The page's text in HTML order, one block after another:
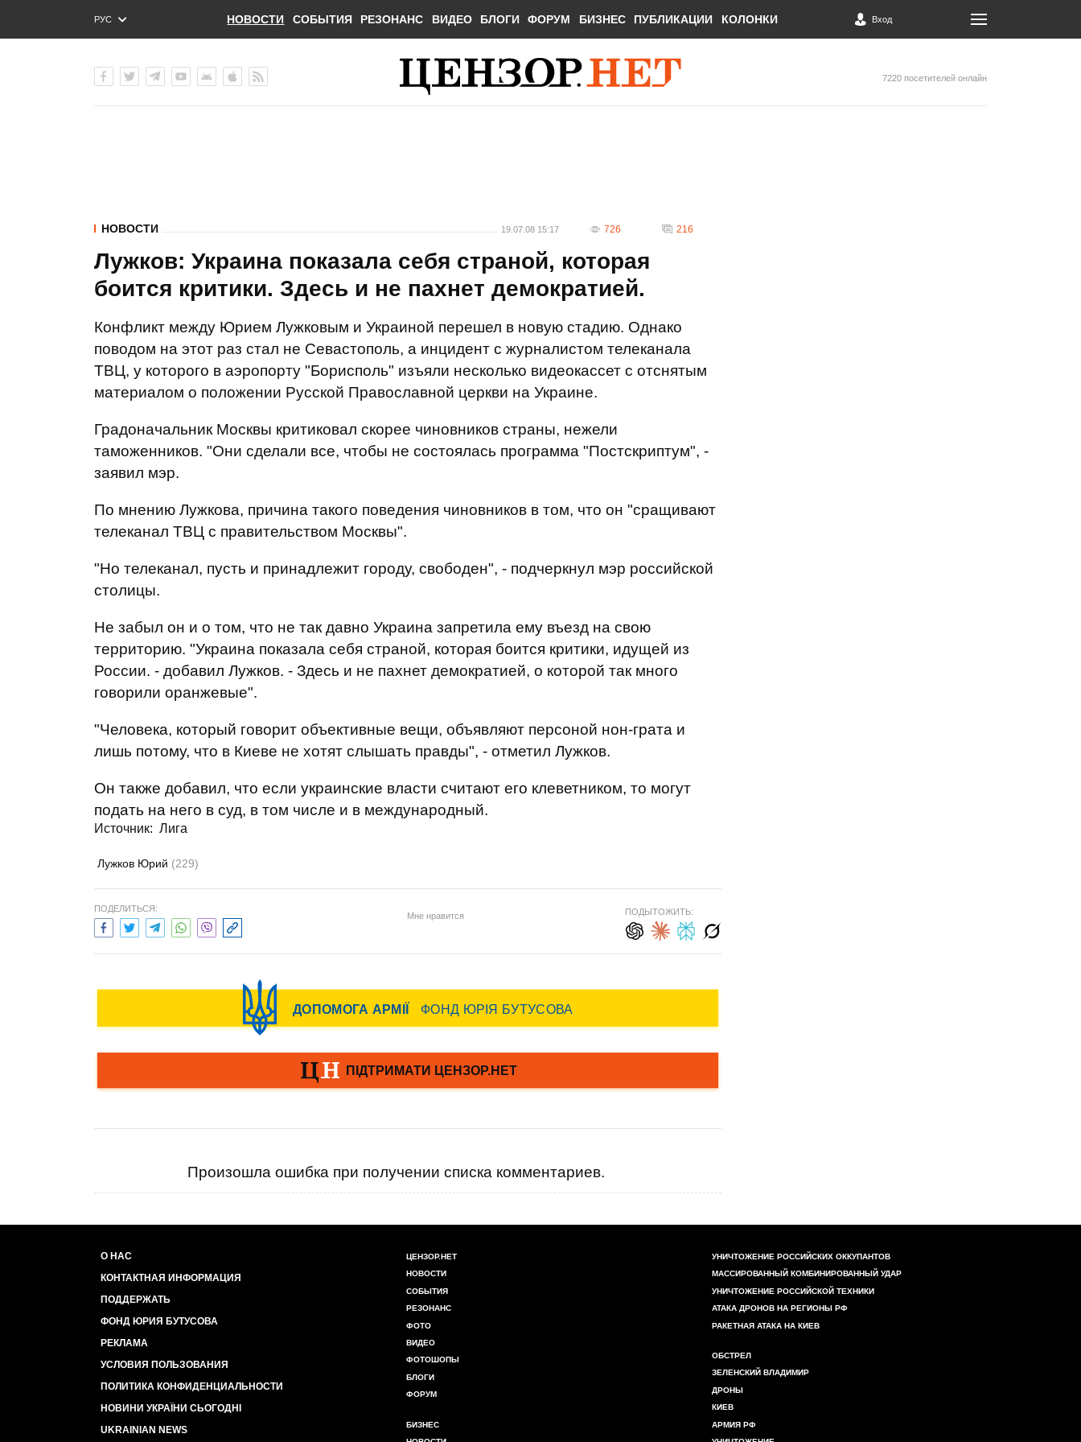
РУС
ENG
НОВОСТИ СОБЫТИЯ РЕЗОНАНС ВИДЕО БЛОГИ ФОРУМ БИЗНЕС ПУБЛИКАЦИИ КОЛОНКИ Вход
7220 посетителей онлайн
НОВОСТИ 19.07.08 15:17 726 216
Лужков: Украина показала себя страной, которая
боится критики. Здесь и не пахнет демократией.
Конфликт между Юрием Лужковым и Украиной перешел в новую стадию. Однако
поводом на этот раз cтал не Севастополь, а инцидент с журналистом телеканала
ТВЦ, у которого в аэропорту "Борисполь" изъяли несколько видеокассет с отснятым
материалом о положении Русской Православной церкви на Украине.
Градоначальник Москвы критиковал скорее чиновников страны, нежели
таможенников. "Они сделали все, чтобы не состоялась программа "Постскриптум", -
заявил мэр.
По мнению Лужкова, причина такого поведения чиновников в том, что он "сращивают
телеканал ТВЦ с правительством Москвы".
"Но телеканал, пусть и принадлежит городу, свободен", - подчеркнул мэр российской
столицы.
Не забыл он и о том, что не так давно Украина запретила ему въезд на свою
территорию. "Украина показала себя страной, которая боится критики, идущей из
России. - добавил Лужков. - Здесь и не пахнет демократией, о которой так много
говорили оранжевые".
"Человека, который говорит объективные вещи, объявляют персоной нон-грата и
лишь потому, что в Киеве не хотят слышать правды", - отметил Лужков.
Он также добавил, что если украинские власти считают его клеветником, то могут
подать на него в суд, в том числе и в международный.
Источник: Лига
Лужков Юрий (229)
ПОДЕЛИТЬСЯ:
Мне нравится ПОДЫТОЖИТЬ:
Произошла ошибка при получении списка комментариев.
О НАС
КОНТАКТНАЯ ИНФОРМАЦИЯ
ПОДДЕРЖАТЬ
ФОНД ЮРИЯ БУТУСОВА
РЕКЛАМА
УСЛОВИЯ ПОЛЬЗОВАНИЯ
ПОЛИТИКА КОНФИДЕНЦИАЛЬНОСТИ
НОВИНИ УКРАЇНИ СЬОГОДНІ
UKRAINIAN NEWS
ЦЕНЗОР.НЕТ
НОВОСТИ
СОБЫТИЯ
РЕЗОНАНС
ФОТО
ВИДЕО
ФОТОШОПЫ
БЛОГИ
ФОРУМ
БИЗНЕС
УНИЧТОЖЕНИЕ РОССИЙСКИХ ОККУПАНТОВ
МАССИРОВАННЫЙ КОМБИНИРОВАННЫЙ УДАР
УНИЧТОЖЕНИЕ РОССИЙСКОЙ ТЕХНИКИ
АТАКА ДРОНОВ НА РЕГИОНЫ РФ
РАКЕТНАЯ АТАКА НА КИЕВ
ОБСТРЕЛ
ЗЕЛЕНСКИЙ ВЛАДИМИР
ДРОНЫ
КИЕВ
АРМИЯ РФ